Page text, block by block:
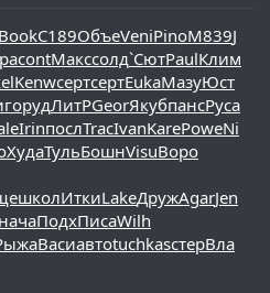
BookC189ОбъеVeniPinoM839J
contМакссолд`СютPaulКлим
KenwсертсертEukaМазуЮст
орудЛитРGeorЯкубпансРуса
IrinпослTracIvanKarePoweNi
ХудаТульБошнVisuВоро
школИткиLakeДружAgarJen
начаПодхПисаWilh
ВасиавтоtuchkasстерВла